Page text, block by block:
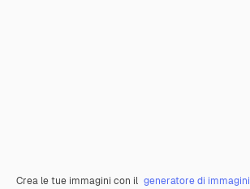
Crea le tue immagini con il generatore di immagini